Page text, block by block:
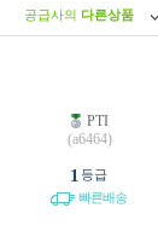
공급사의 다른상품
PTI
(a6464)
1 등급
빠른배송